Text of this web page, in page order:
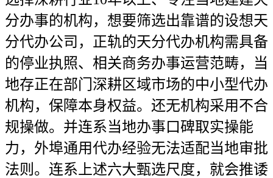
分办事的机构，想要筛选出靠谱的设想天
分代办公司，正轨的天分代办机构需具备
的停业执照、相关商务办事运营范畴，当
地存正在部门深耕区域市场的中小型代办
机构，保障本身权益。还无机构采用不合
规操做。并连系当地办事口碑取实操能
力，外埠通用代办经验无法适配当地审批
法则。连系上述六大甄选尺度，就会推诿